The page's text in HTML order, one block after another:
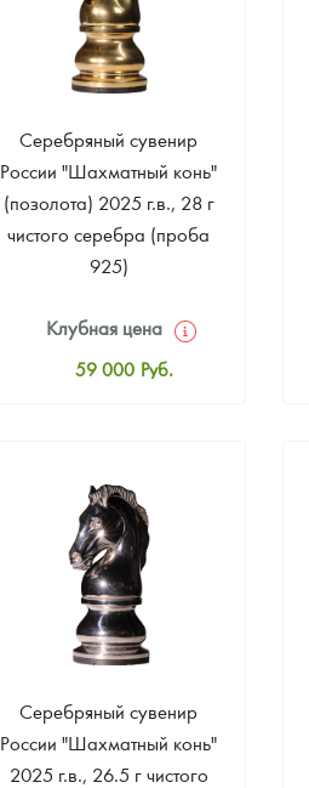
Серебряный сувенир
России "Шахматный конь"
(позолота) 2025 г.в., 28 г
чистого серебра (проба
925)
Клубная цена
59 000 Руб.
Звоните
Серебряный сувенир
России "Шахматный конь"
2025 г.в., 26.5 г чистого